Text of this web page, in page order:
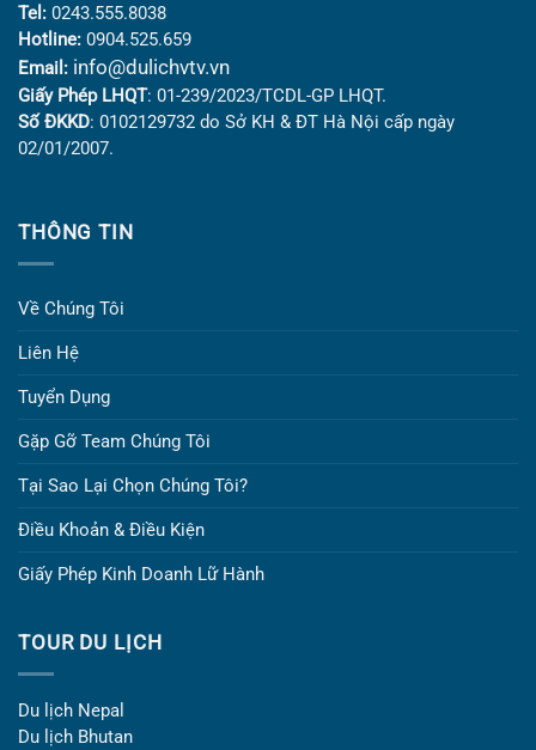
Tel: 0243.555.8038
Hotline: 0904.525.659
Email: info@dulichvtv.vn
Giấy Phép LHQT: 01-239/2023/TCDL-GP LHQT.
Số ĐKKD: 0102129732 do Sở KH & ĐT Hà Nội cấp ngày
02/01/2007.
THÔNG TIN
Về Chúng Tôi
Liên Hệ
Tuyển Dụng
Gặp Gỡ Team Chúng Tôi
Tại Sao Lại Chọn Chúng Tôi?
Điều Khoản & Điều Kiện
Giấy Phép Kinh Doanh Lữ Hành
TOUR DU LỊCH
Du lịch Nepal
Du lịch Bhutan